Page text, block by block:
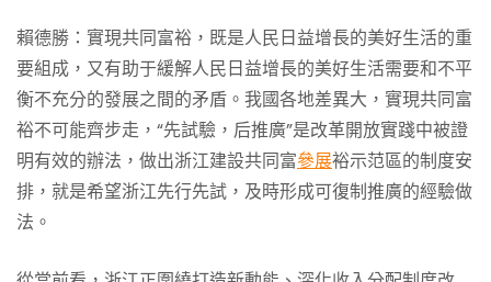
賴德勝：實現共同富裕，既是人民日益增長的美好生活的重
要組成，又有助于緩解人民日益增長的美好生活需要和不平
衡不充分的發展之間的矛盾。我國各地差異大，實現共同富
裕不可能齊步走，“先試驗，后推廣”是改革開放實踐中被證
明有效的辦法，做出浙江建設共同富參展裕示范區的制度安
排，就是希望浙江先行先試，及時形成可復制推廣的經驗做
法。